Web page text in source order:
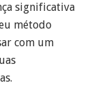
significativa
método
com um